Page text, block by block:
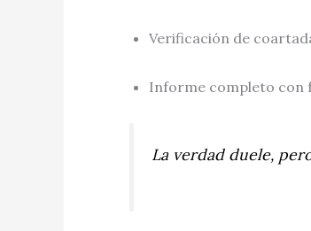
Verificación de
Informe completo con
La verdad duele,